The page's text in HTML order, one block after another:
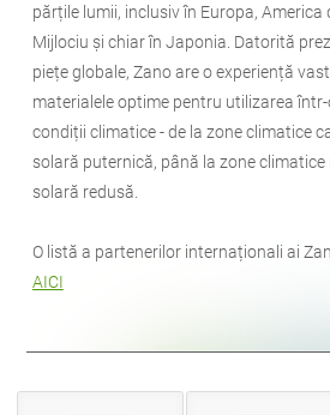
părțile lumii, inclusiv în Europa, America
Mijlociu și chiar în Japonia. Datorită
piețe globale, Zano are o experiență
materialele optime pentru utilizarea
condiții climatice - de la zone climatice
solară puternică, până la zone climatice
solară redusă.
O listă a partenerilor internaționali ai
AICI